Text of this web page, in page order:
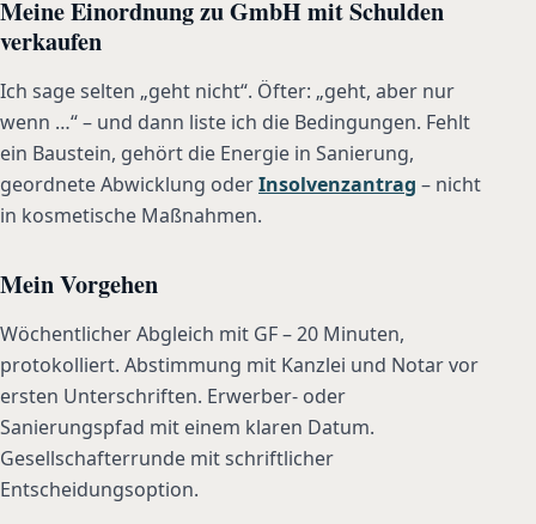
Meine Einordnung zu GmbH mit Schulden
verkaufen
Ich sage selten „geht nicht“. Öfter: „geht, aber nur
wenn …“ – und dann liste ich die Bedingungen. Fehlt
ein Baustein, gehört die Energie in Sanierung,
geordnete Abwicklung oderInsolvenzantrag – nicht
in kosmetische Maßnahmen.
Mein Vorgehen
Wöchentlicher Abgleich mit GF – 20 Minuten,
protokolliert. Abstimmung mit Kanzlei und Notar vor
ersten Unterschriften. Erwerber- oder
Sanierungspfad mit einem klaren Datum.
Gesellschafterrunde mit schriftlicher
Entscheidungsoption.